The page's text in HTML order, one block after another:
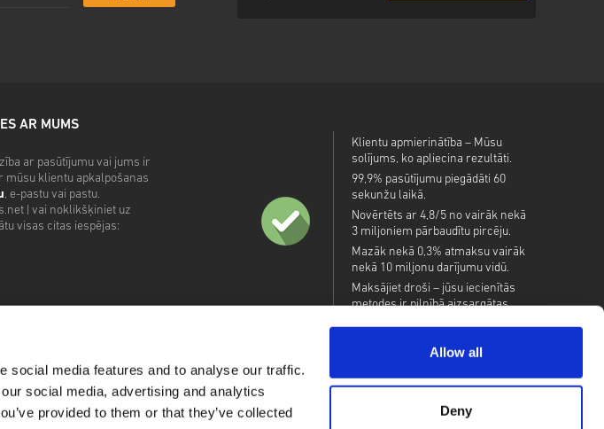
social media features and to analyse our traffic.
social media, advertising and analytics
provided to them or that they’ve collected
Allow all
Deny
AR MUMS
ar pasūtījumu vai jums ir
mūsu klientu apkalpošanas
, e-pastu vai pastu.
| vai noklikšķiniet uz
visas citas iespējas:
Klientu apmierinātība – Mūsu
solījums, ko apliecina rezultāti.
99,9% pasūtījumu piegādāti 60
sekunžu laikā.
Novērtēts ar 4,8/5 no vairāk nekā
3 miljoniem pārbaudītu pircēju.
Mazāk nekā 0,3% atmaksu vairāk
nekā 10 miljonu darījumu vidū.
Maksājiet droši – jūsu iecienītās
metodes ir pilnībā aizsargātas.